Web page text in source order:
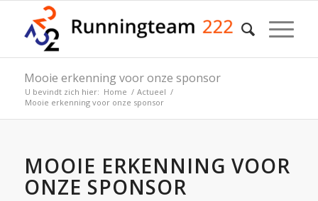
Mooie erkenning voor onze sponsor
U bevindt zich hier: Home / Actueel /
Mooie erkenning voor onze sponsor
MOOIE ERKENNING VOOR
ONZE SPONSOR